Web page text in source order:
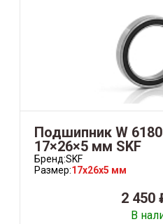
Подшипник W
17×26×5 мм SKF
Бренд:SKF
Размер:17x26x5 мм
2 450
В